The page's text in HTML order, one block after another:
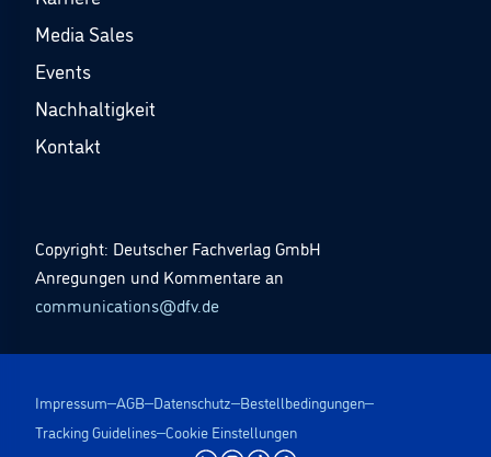
Media Sales
Events
Nachhaltigkeit
Kontakt
Copyright: Deutscher Fachverlag GmbH
Anregungen und Kommentare an
communications@dfv.de
Impressum AGB Datenschutz Bestellbedingungen
Tracking Guidelines Cookie Einstellungen